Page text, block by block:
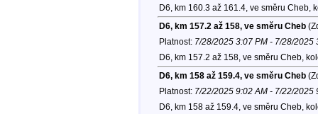
D6, km 160.3 až 161.4, ve směru Cheb,
D6, km 157.2 až 158, ve směru Cheb
Platnost: 7/28/2025 3:07 PM - 7/28/2025
D6, km 157.2 až 158, ve směru Cheb,
D6, km 158 až 159.4, ve směru Cheb
Platnost: 7/22/2025 9:02 AM - 7/22/2025
D6, km 158 až 159.4, ve směru Cheb,